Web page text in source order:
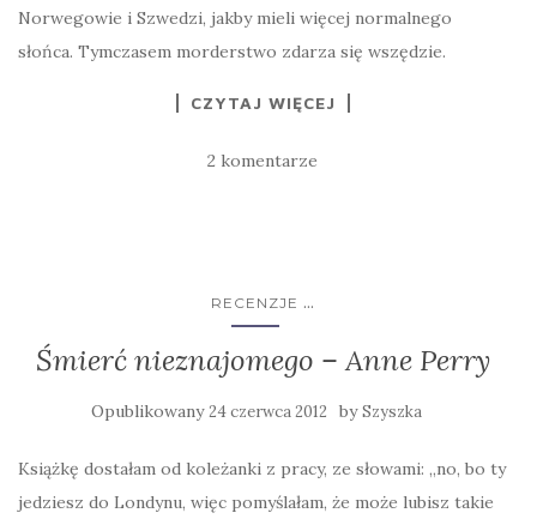
Norwegowie i Szwedzi, jakby mieli więcej normalnego
słońca. Tymczasem morderstwo zdarza się wszędzie.
CZYTAJ WIĘCEJ
2 komentarze
RECENZJE ...
Śmierć nieznajomego – Anne Perry
Opublikowany24 czerwca 2012 bySzyszka
Książkę dostałam od koleżanki z pracy, ze słowami: „no, bo ty
jedziesz do Londynu, więc pomyślałam, że może lubisz takie